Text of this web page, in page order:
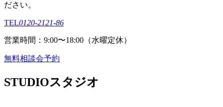
ださい。
TEL0120-2121-86
営業時間：9:00〜18:00（⽔曜定休）
無料相談会予約
STUDIOスタジオ